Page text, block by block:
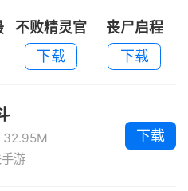
不败精灵官
方版
下载
丧尸启程
下载
32.95M
游
下载